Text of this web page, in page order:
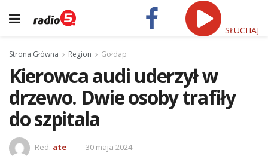
SŁUCHAJ
Strona Główna Region Gołdap
Kierowca audi uderzył w
drzewo. Dwie osoby trafiły
do szpitala
Red. ate 30 maja 2024